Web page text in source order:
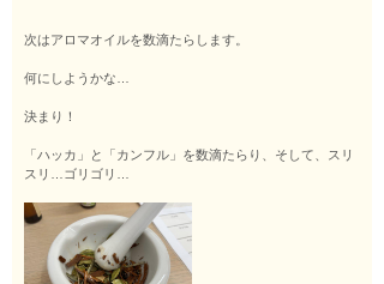
次はアロマオイルを数滴たらします。
何にしようかな…
決まり！
「ハッカ」と「カンフル」を数滴たらり、そして、スリ
スリ…ゴリゴリ…